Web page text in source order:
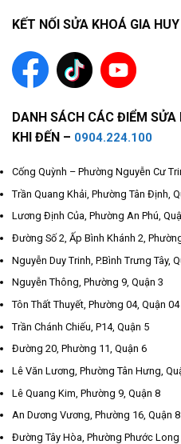
KẾT NỐI SỬA KHOÁ GIA HUY
DANH SÁCH CÁC ĐIỂM SỬA
KHI ĐẾN – 0904.224.100
Cống Quỳnh – Phường Nguyễn Cư
Trần Quang Khải, Phường Tân Định,
Lương Định Của, Phường An Phú,
Đường Số 2, Ấp Bình Khánh 2,
Nguyễn Duy Trinh, P.Bình Trưng Tây,
Nguyễn Thông, Phường 9, Quận 3
Tôn Thất Thuyết, Phường 04, Quận 04
Trần Chánh Chiếu, P14, Quận 5
Đường 20, Phường 11, Quận 6
Lê Văn Lương, Phường Tân Hưng,
Lê Quang Kim, Phường 9, Quận 8
An Dương Vương, Phường 16, Quận 8
Đường Tây Hòa, Phường Phước Long